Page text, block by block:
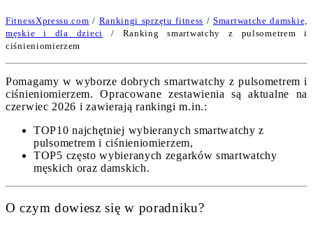
FitnessXpressu.com / Rankingi sprzętu fitness /Smartwatche damskie,
męskie i dla dzieci
/ Ranking smartwatchy z pulsometrem i
ciśnieniomierzem
Pomagamy w wyborze dobrych smartwatchy z pulsometrem i
ciśnieniomierzem. Opracowane zestawienia są aktualne na
czerwiec 2026 i zawierają rankingi m.in.:
TOP10 najchętniej wybieranych smartwatchy z
pulsometrem i ciśnieniomierzem,
TOP5 często wybieranych zegarków smartwatchy
męskich oraz damskich.
O czym dowiesz się w poradniku?